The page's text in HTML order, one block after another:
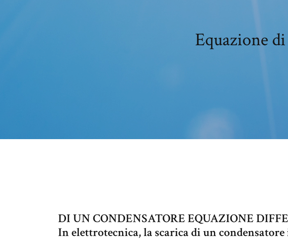
Equazione
DI UN CONDENSATORE EQUAZIONE
In elettrotecnica, la scarica di un